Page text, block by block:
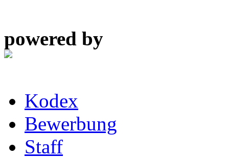
powered by
Kodex
Bewerbung
Staff